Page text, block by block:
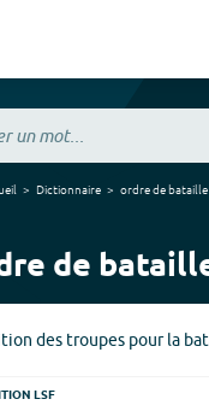
Dictionnaire ordre de bataille
de
des troupes pour la
LSF